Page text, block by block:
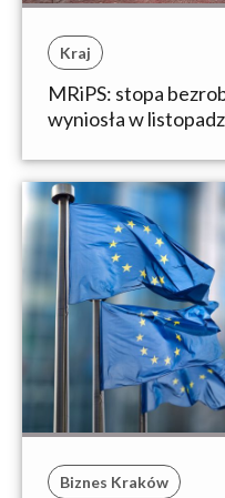
Kraj
MRiPS: stopa
wyniosła w
Biznes Kraków